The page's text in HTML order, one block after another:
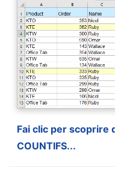
Fai clic per scoprire
COUNTIFS...